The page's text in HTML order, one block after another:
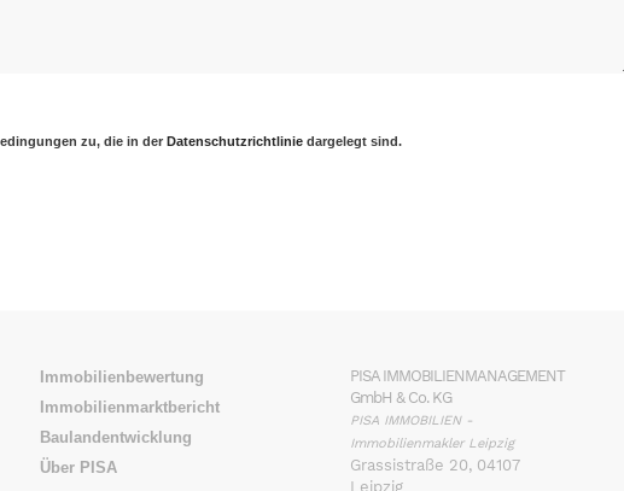
zu, die in der Datenschutzrichtlinie dargelegt sind.
Immobilienbewertung
Immobilienmarktbericht
Baulandentwicklung
Über PISA
PISA IMMOBILIENMANAGEMENT
GmbH & Co. KG
PISA IMMOBILIEN -
Immobilienmakler Leipzig
Grassistraße 20, 04107
Leipzig